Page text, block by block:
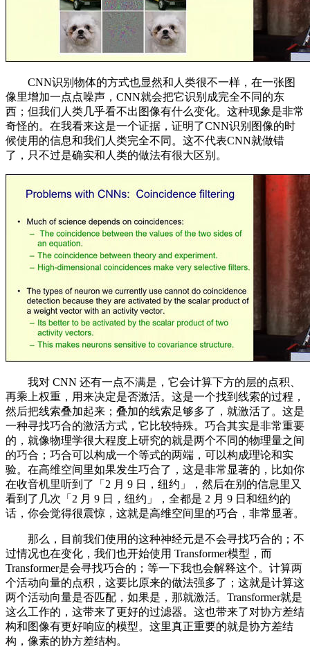
CNN识别物体的方式也显然和人类很不一样，在一张图
像里增加一点点噪声，CNN就会把它识别成完全不同的东
西；但我们人类几乎看不出图像有什么变化。这种现象是非常
奇怪的。在我看来这是一个证据，证明了CNN识别图像的时
候使用的信息和我们人类完全不同。这不代表CNN就做错
了，只不过是确实和人类的做法有很大区别。
我对 CNN 还有一点不满是，它会计算下方的层的点积、
再乘上权重，用来决定是否激活。这是一个找到线索的过程，
然后把线索叠加起来；叠加的线索足够多了，就激活了。这是
一种寻找巧合的激活方式，它比较特殊。巧合其实是非常重要
的，就像物理学很大程度上研究的就是两个不同的物理量之间
的巧合；巧合可以构成一个等式的两端，可以构成理论和实
验。在高维空间里如果发生巧合了，这是非常显著的，比如你
在收音机里听到了「2 月 9 日，纽约」，然后在别的信息里又
看到了几次「2 月 9 日，纽约」，全都是 2 月 9 日和纽约的
话，你会觉得很震惊，这就是高维空间里的巧合，非常显著。
那么，目前我们使用的这种神经元是不会寻找巧合的；不
过情况也在变化，我们也开始使用 Transformer模型，而
Transformer是会寻找巧合的；等一下我也会解释这个。计算两
个活动向量的点积，这要比原来的做法强多了；这就是计算这
两个活动向量是否匹配，如果是，那就激活。Transformer就是
这么工作的，这带来了更好的过滤器。这也带来了对协方差结
构和图像有更好响应的模型。这里真正重要的就是协方差结
构，像素的协方差结构。